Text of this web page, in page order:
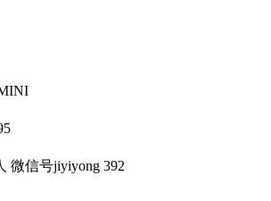
微信号jiyiyong 392